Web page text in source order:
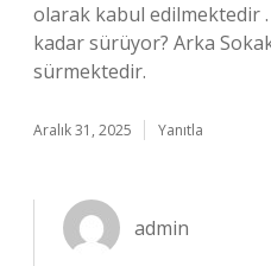
olarak kabul edilmektedir
kadar sürüyor? Arka
sürmektedir.
Aralık 31, 2025 Yanıtla
admin